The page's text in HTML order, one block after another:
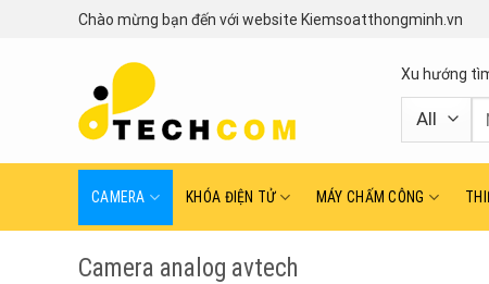
Chào mừng bạn đến với website Kiemsoatthongminh.vn
Xu hướng
CAMERA KHÓA ĐIỆN TỬ MÁY CHẤM CÔNG
Camera analog avtech